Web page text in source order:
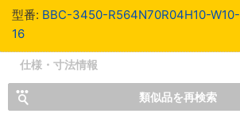
型番: BBC-3450-R564N70R04H10-W10-
16
仕様・寸法情報
類似品を再検索